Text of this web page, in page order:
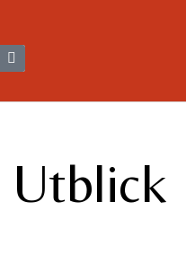
Utblick